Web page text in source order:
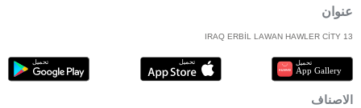
عنوان
IRAQ ERBİL LAWAN HAWLER CİTY 13
الاصناف